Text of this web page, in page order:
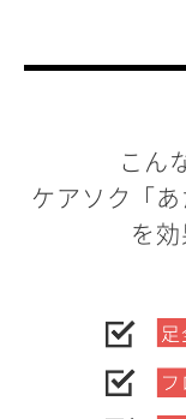
こん
ケアソク「
を